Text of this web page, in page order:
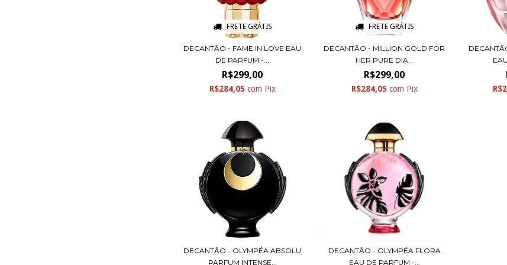
FRETE GRÁTIS
DECANTÃO - FAME IN LOVE EAU
DE PARFUM -...
R$299,00
R$284,05 com Pix
FRETE GRÁTIS
DECANTÃO - MILLION GOLD FOR
HER PURE DIA...
R$299,00
R$284,05 com Pix
DECANTÃO - OLYMPÉA ABSOLU
PARFUM INTENSE...
DECANTÃO - OLYMPÉA FLORA
EAU DE PARFUM -...